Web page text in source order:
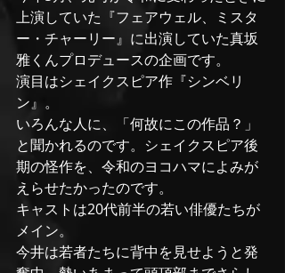
上演していた『フェアウェル、ミスタ
ー・チャーリー』に出演していた真坂
雅くんプロデュースの企画です。
演目はシェイクスピア作『シンベリ
ン』。
いろんな人に、「何故にこの作品？」
と聞かれるのです。シェイクスピア後
期の怪作を、令和のヨコハマによみが
えらせたかったのです。
キャストは20代前半の若い俳優たちが
メイン。
今井は若者たちに背中を見せようと発